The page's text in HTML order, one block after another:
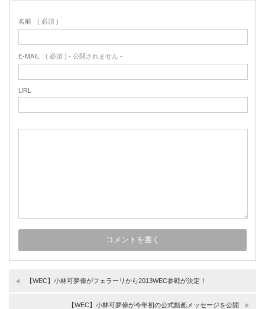
名前 ( 必須 )
E-MAIL ( 必須 ) - 公開されません -
URL
【WEC】小林可夢偉がフェラーリから2013WEC参戦が決定！
【WEC】小林可夢偉が今年初の公式動画メッセージを公開